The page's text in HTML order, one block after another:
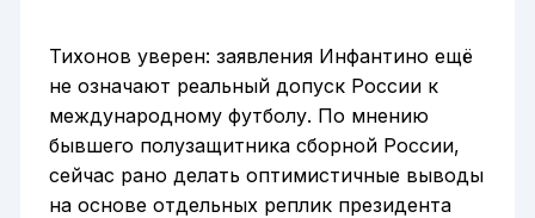
Тихонов уверен: заявления Инфантино ещё
не означают реальный допуск России к
международному футболу. По мнению
бывшего полузащитника сборной России,
сейчас рано делать оптимистичные выводы
на основе отдельных реплик президента